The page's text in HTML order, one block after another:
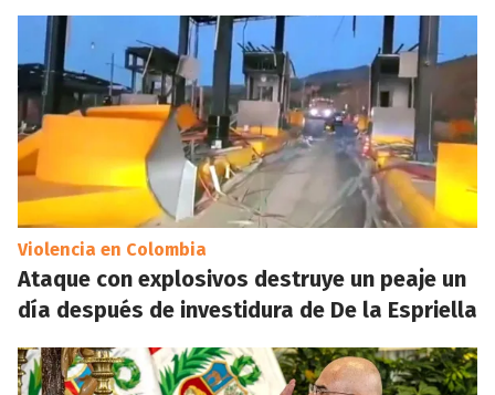
Violencia en Colombia
Ataque con explosivos destruye un peaje un
día después de investidura de De la Espriella